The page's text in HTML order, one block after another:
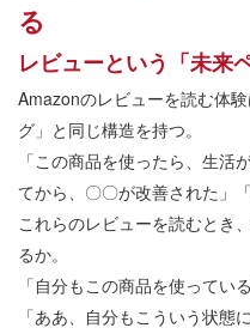
る
レビューという「未来
Amazonのレビューを読む体
グ」と同じ構造を持つ。
「この商品を使ったら、生活
てから、〇〇が改善された」
これらのレビューを読むとき
るか。
「自分もこの商品を使ってい
「ああ、自分もこういう状態